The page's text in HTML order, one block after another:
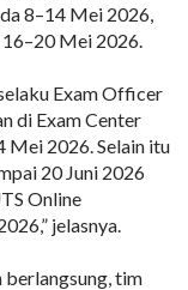
8–14 Mei 2026,
Mei 2026.
Exam Officer
di Exam Center
Mei 2026. Selain itu
20 Juni 2026
Online
jelasnya.
berlangsung, tim